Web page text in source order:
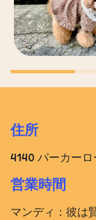
住所
4140 パーカー
営業時間
マンディ：彼は